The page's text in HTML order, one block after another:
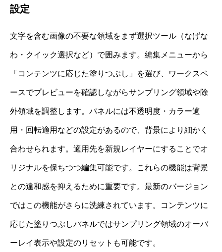
設定
文字を含む画像の不要な領域をまず選択ツール（なげな
わ・クイック選択など）で囲みます。編集メニューから
「コンテンツに応じた塗りつぶし」を選び、ワークスペ
ースでプレビューを確認しながらサンプリング領域や除
外領域を調整します。パネルには不透明度・カラー適
用・回転適用などの設定があるので、背景により細かく
合わせられます。適用先を新規レイヤーにすることでオ
リジナルを保ちつつ編集可能です。これらの機能は背景
との違和感を抑えるために重要です。最新のバージョン
ではこの機能がさらに洗練されています。コンテンツに
応じた塗りつぶしパネルではサンプリング領域のオーバ
ーレイ表示や設定のリセットも可能です。